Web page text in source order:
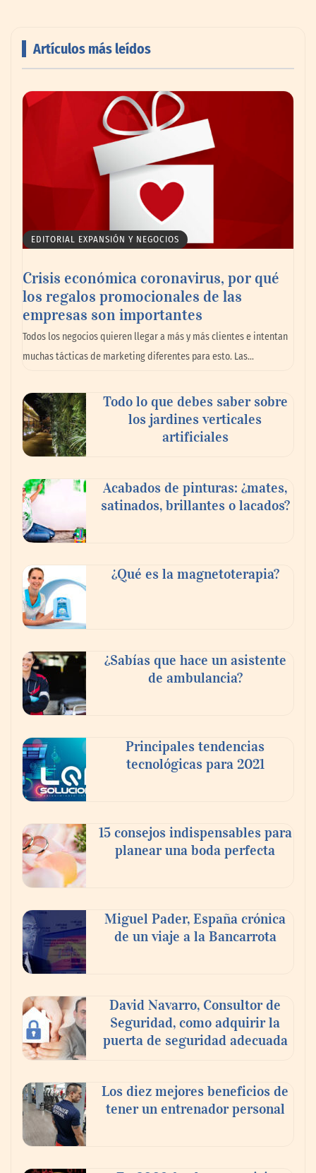
impulsando la colaboración en el sector
La omnicanalidad redefine la forma de
planear viajes en México
buscan proyectar talento mexicano y
fortalecer el turismo médico
En el Día de la Cerveza, Grupo Modelo
mundo elige para reunirse: 7 de cada 10 la
escogen
compromiso para el eclipse solar del 12 de
agosto
‘El ransomware se puede vencer. No
Artículos más leídos
EDITORIAL EXPANSIÓN Y NEGOCIOS
Crisis económica coronavirus, por qué
los regalos promocionales de las
empresas son importantes
Todos los negocios quieren llegar a más y más clientes e intentan
muchas tácticas de marketing diferentes para esto. Las…
Todo lo que debes saber sobre
los jardines verticales
artificiales
Acabados de pinturas: ¿mates,
satinados, brillantes o lacados?
¿Qué es la magnetoterapia?
¿Sabías que hace un asistente
de ambulancia?
Principales tendencias
tecnológicas para 2021
15 consejos indispensables para
planear una boda perfecta
Miguel Pader, España crónica
de un viaje a la Bancarrota
David Navarro, Consultor de
Seguridad, como adquirir la
puerta de seguridad adecuada
Los diez mejores beneficios de
tener un entrenador personal